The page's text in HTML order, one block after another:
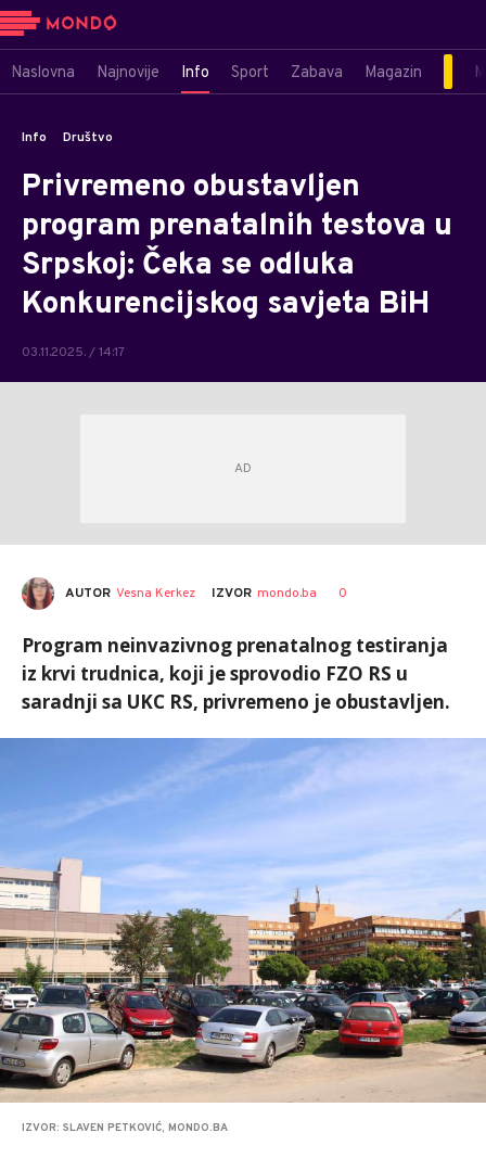
Naslovna Najnovije Info Sport Zabava Magazin
Info Društvo
Privremeno obustavljen
program prenatalnih testova u
Srpskoj: Čeka se odluka
Konkurencijskog savjeta BiH
03.11.2025. / 14:17
AUTOR Vesna Kerkez IZVOR mondo.ba 0
Program neinvazivnog prenatalnog testiranja
iz krvi trudnica, koji je sprovodio FZO RS u
saradnji sa UKC RS, privremeno je obustavljen.
IZVOR: SLAVEN PETKOVIĆ, MONDO.BA